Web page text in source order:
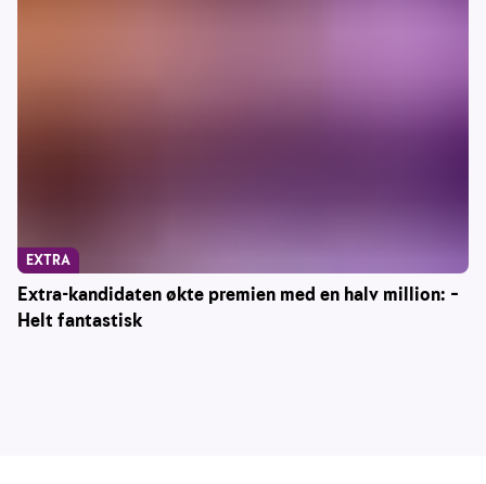
Extra-kandidaten økte premien med en halv million: –
Helt fantastisk
EXTRA